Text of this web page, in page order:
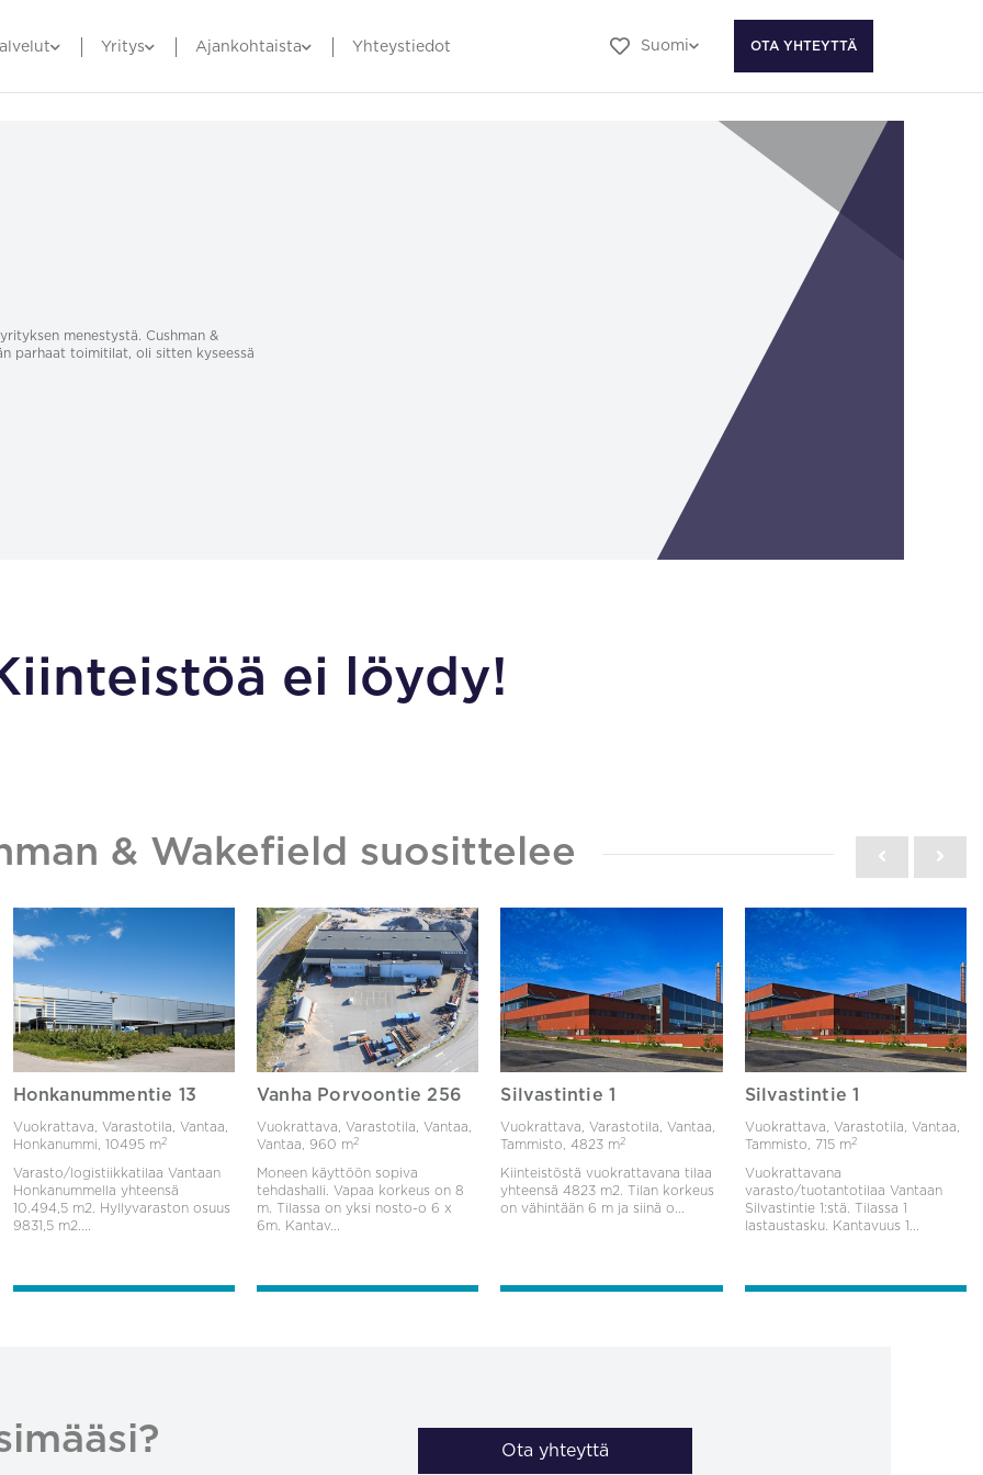
Yritys Ajankohtaista Yhteystiedot Suomi OTA YHTEYTTÄ
menestystä. Cushman &
parhaat toimitilat, oli sitten kyseessä
ei löydy!
& Wakefield suosittelee
Honkanummentie 13
Vuokrattava, Varastotila, Vantaa,
Honkanummi, 10495 m2
Varasto/logistiikkatilaa Vantaan
Honkanummella yhteensä
10.494,5 m2. Hyllyvaraston osuus
9831,5 m2....
Vanha Porvoontie 256
Vuokrattava, Varastotila, Vantaa,
Vantaa, 960 m2
Moneen käyttöön sopiva
tehdashalli. Vapaa korkeus on 8
m. Tilassa on yksi nosto-o 6 x
6m. Kantav...
Silvastintie 1
Vuokrattava, Varastotila, Vantaa,
Tammisto,4823 m2
Kiinteistöstä vuokrattavana tilaa
yhteensä 4823 m2. Tilan korkeus
on vähintään 6 m ja siinä o...
Silvastintie 1
Vuokrattava, Varastotila, Vantaa,
Tammisto,
715 m2
Vuokrattavana
varasto/tuotantotilaa Vantaan
Silvastintie 1:stä. Tilassa 1
lastaustasku. Kantavuus 1...
Ota yhteyttä